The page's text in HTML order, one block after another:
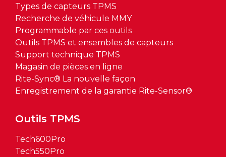
Types de capteurs TPMS
Recherche de véhicule MMY
Programmable par ces outils
Outils TPMS et ensembles de capteurs
Support technique TPMS
Magasin de pièces en ligne
Rite-Sync® La nouvelle façon
Enregistrement de la garantie Rite-Sensor®
Outils TPMS
Tech600Pro
Tech550Pro